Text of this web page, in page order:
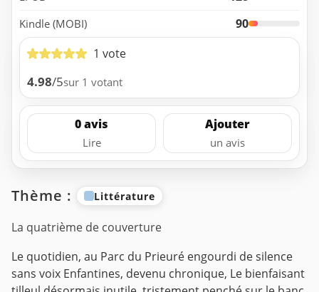
Kindle (MOBI)
90
1 vote
4.98/5sur 1 votant
0 avis
Lire
Ajouter
un avis
Thème : Littérature
La quatrième de couverture
Le quotidien, au Parc du Prieuré engourdi de silence
sans voix Enfantines, devenu chronique, Le bienfaisant